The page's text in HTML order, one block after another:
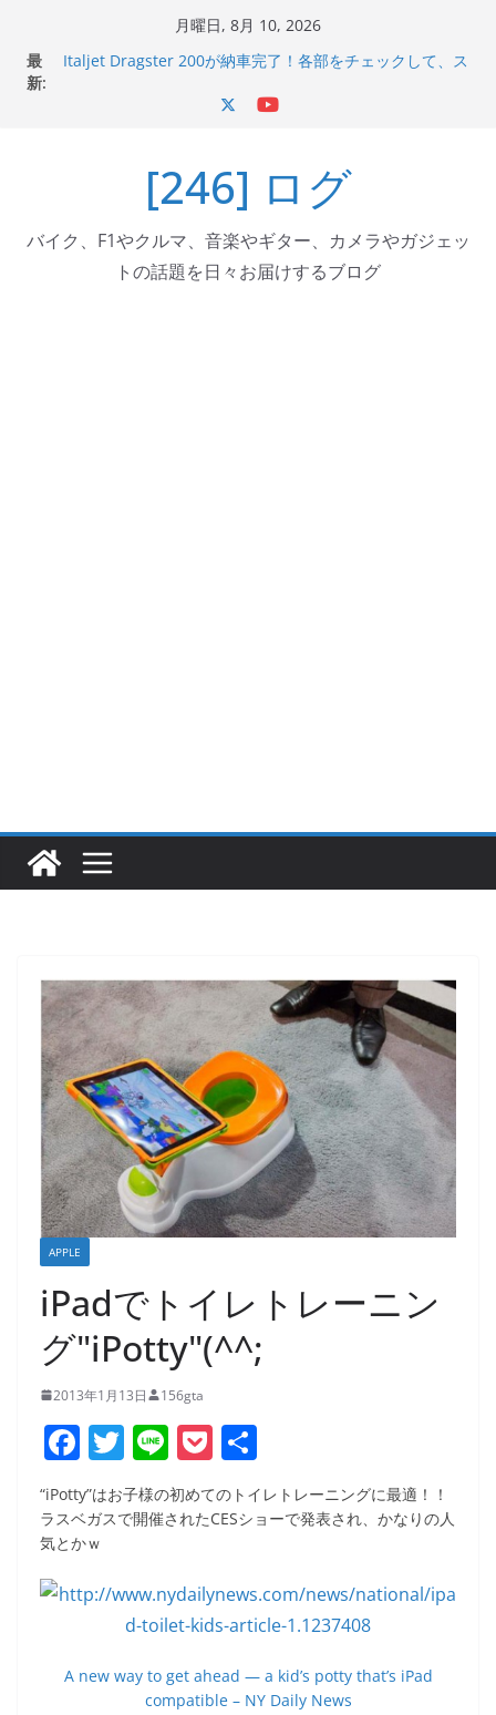
月曜日, 8月 10, 2026
最
新:
コーナリングが楽しくなった
マホホルダー付けて、ガラスコーティング行って来た
岩手県奥州市へのふるさと納税で KGR HARMONY 南部鉄
器エフェクターが返礼品でもらえる！
[246] ログ
バイク、F1やクルマ、音楽やギター、カメラやガジェッ
トの話題を日々お届けするブログ
APPLE
iPadでトイレトレーニン
グ"iPotty"(^^;
2013年1月13日 156gta
F
a
c
e
b
o
k
T
w
itt
Li
n
e
P
o
ck
有
“iPotty”はお子様の初めてのトイレトレーニングに最適！！
ラスベガスで開催されたCESショーで発表され、かなりの人
気とかｗ
A new way to get ahead — a kid’s potty that’s iPad
compatible – NY Daily News